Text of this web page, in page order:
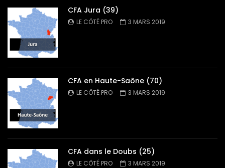
CFA Jura (39)
LE CÔTÉ PRO 3 MARS 2019
CFA en Haute-Saône (70)
LE CÔTÉ PRO 3 MARS 2019
CFA dans le Doubs (25)
LE CÔTÉ PRO 3 MARS 2019